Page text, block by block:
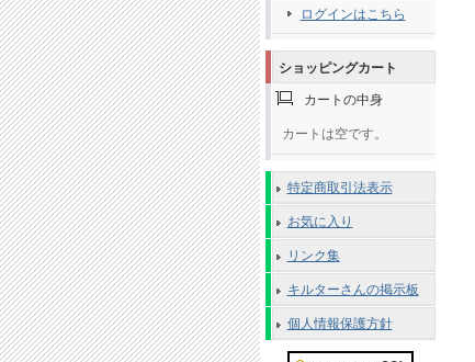
ログインはこちら
ショッピングカート
カートの中身
カートは空です。
特定商取引法表示
お気に入り
リンク集
キルターさんの掲示板
個人情報保護方針